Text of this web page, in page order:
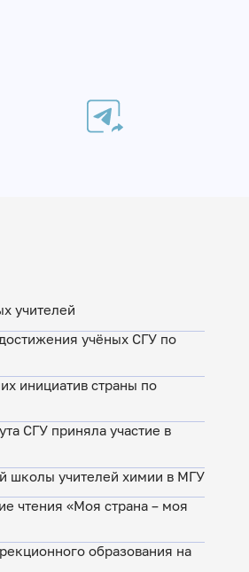
учителей
учёных СГУ по
инициатив страны по
СГУ приняла участие в
школы учителей химии в МГУ
чтения «Моя страна – моя
образования на